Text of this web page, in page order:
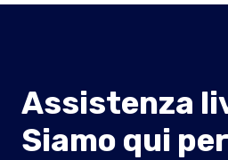
Assistenza
Siamo qui